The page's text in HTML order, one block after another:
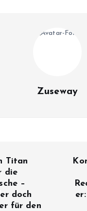
Zuseway
Titan
die
–
doch
für den